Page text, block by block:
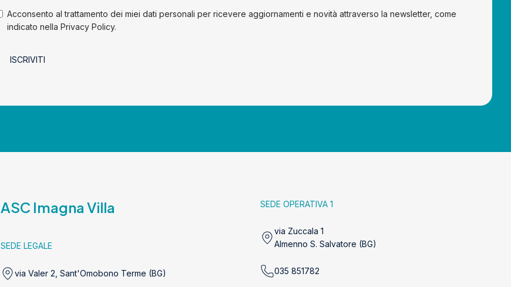
Acconsento al trattamento dei miei dati personali per ricevere aggiornamenti e novità attraverso la newsletter, come
indicato nella Privacy Policy.
ISCRIVITI
ASC Imagna Villa
SEDE LEGALE
via Valer 2, Sant'Omobono Terme (BG)
SEDE OPERATIVA 1
via Zuccala 1
Almenno S. Salvatore (BG)
035 851782